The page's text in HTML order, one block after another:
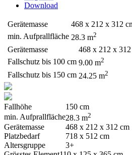
Download
Gerätemasse
468 x 212 x 312
min. Aufprallfläche 28.3 m2
Gerätemasse
468 x 212 x
Fallschutz bis 100 cm 9.00 m2
Fallschutz bis 150 cm 24.25 m2
Fallhöhe
150 cm
min. Aufprallfläche28.3 m2
Gerätemasse
468 x 212 x 312 cm
Platzbedarf
718 x 512 cm
Altersgruppe
3+